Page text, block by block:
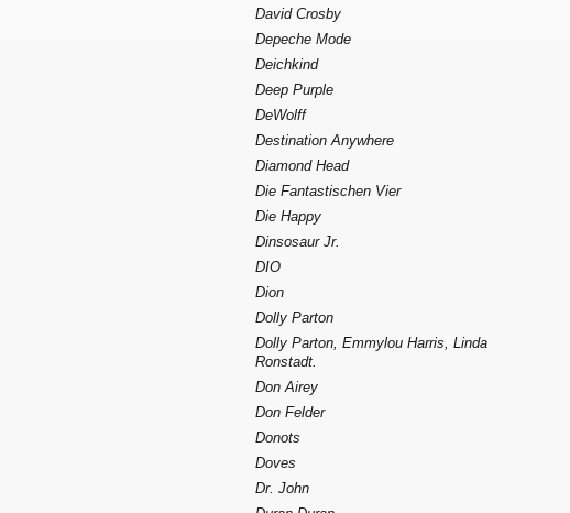
David Crosby
Depeche Mode
Deichkind
Deep Purple
DeWolff
Destination Anywhere
Diamond Head
Die Fantastischen Vier
Die Happy
Dinsosaur Jr.
DIO
Dion
Dolly Parton
Dolly Parton, Emmylou Harris, Linda
Ronstadt.
Don Airey
Don Felder
Donots
Doves
Dr. John